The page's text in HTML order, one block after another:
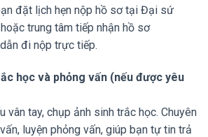
đặt lịch hẹn nộp hồ sơ tại Đại sứ
trung tâm tiếp nhận hồ sơ
đi nộp trực tiếp.
học và phỏng vấn (nếu được yêu
vân tay, chụp ảnh sinh trắc học. Chuyên
luyện phỏng vấn, giúp bạn tự tin trả